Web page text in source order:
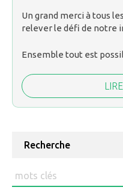
Un grand merci à tous
relever le défi de notre
Ensemble tout est
Recherche
Rechercher
: